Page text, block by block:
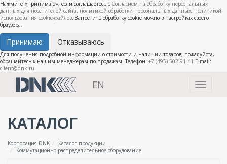
Нажмите «Принимаю», если соглашаетесь с Согласием на обработку персональных
данных для посетителей сайта, политикой обработки персональных данных, политикой
использования cookie-файлов. Запретить обработку cookie можно в настройках своего
браузера.
Принимаю Отказываюсь
Для получения подробной информации о стоимости и наличии товаров, пожалуйста,
обращайтесь к нашим менеджерам по продажам. Телефон: +7 (495) 502-91-41 E-mail:
client@dnk.ru
Toggle
EN
КАТАЛОГ
Корпорация DNK
Каталог продукции
Коммутационно-распределительное оборудование